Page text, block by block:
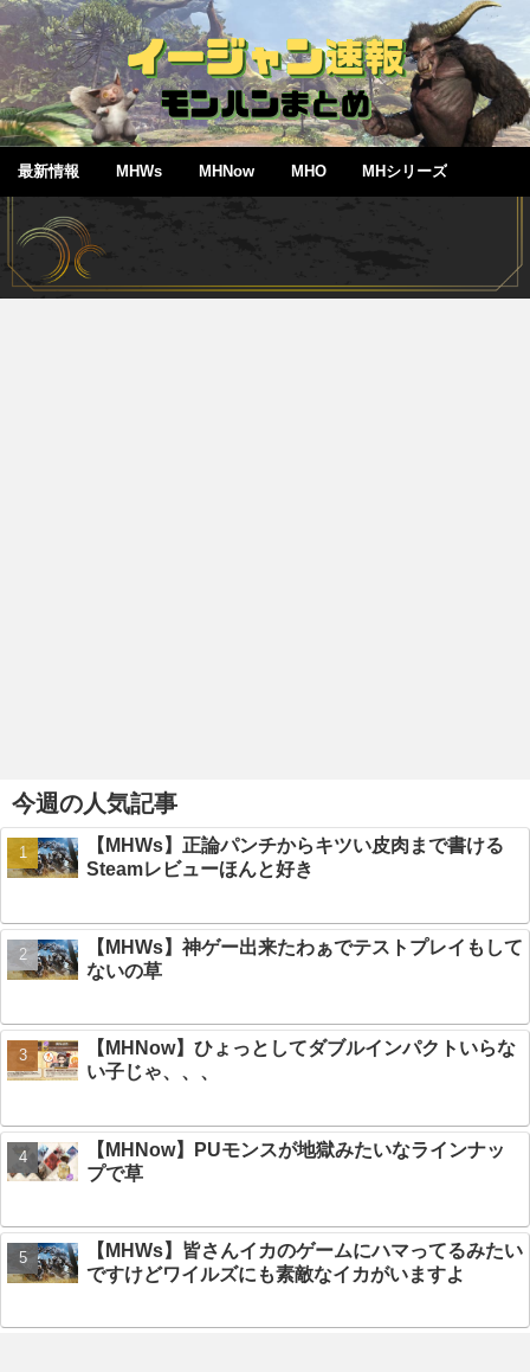
最新情報 MHWs MHNow MHO MHシリーズ
今週の人気記事
【MHWs】正論パンチからキツい皮肉まで書ける
Steamレビューほんと好き
【MHWs】神ゲー出来たわぁでテストプレイもして
ないの草
【MHNow】ひょっとしてダブルインパクトいらな
い子じゃ、、、
【MHNow】PUモンスが地獄みたいなラインナッ
プで草
【MHWs】皆さんイカのゲームにハマってるみたい
ですけどワイルズにも素敵なイカがいますよ